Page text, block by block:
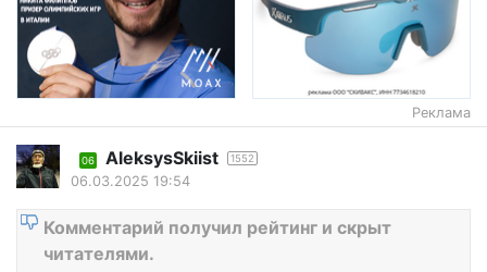
Реклама
06 AleksysSkiist 1552
06.03.2025 19:54
Комментарий получил рейтинг и скрыт
читателями.